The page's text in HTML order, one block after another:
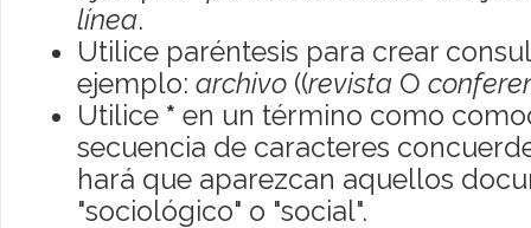
línea.
Utilice paréntesis para crear
ejemplo: archivo((revistaO
Utilice * en un término como
secuencia de caracteres
hará que aparezcan aquellos
"sociológico" o "social".